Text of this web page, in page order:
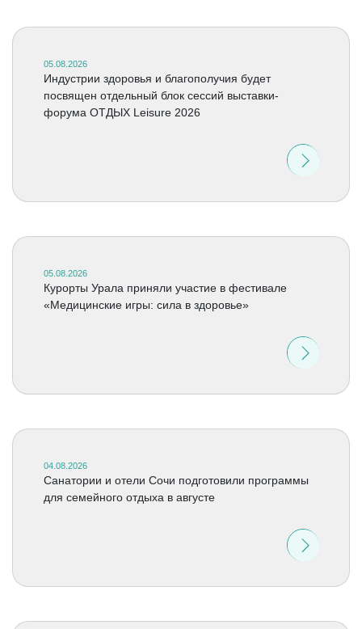
05.08.2026
Индустрии здоровья и благополучия будет
посвящен отдельный блок сессий выставки-
форума ОТДЫХ Leisure 2026
05.08.2026
Курорты Урала приняли участие в фестивале
«Медицинские игры: сила в здоровье»
04.08.2026
Санатории и отели Сочи подготовили программы
для семейного отдыха в августе